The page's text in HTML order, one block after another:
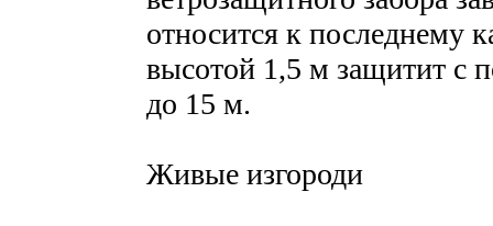
относится к последнему
высотой 1,5 м защитит с
до 15 м.
Живые изгороди